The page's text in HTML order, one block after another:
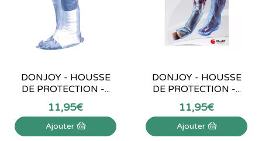
DONJOY - HOUSSE
DE PROTECTION -...
11,95€
Ajouter
DONJOY - HOUSSE
DE PROTECTION -...
11,95€
Ajouter